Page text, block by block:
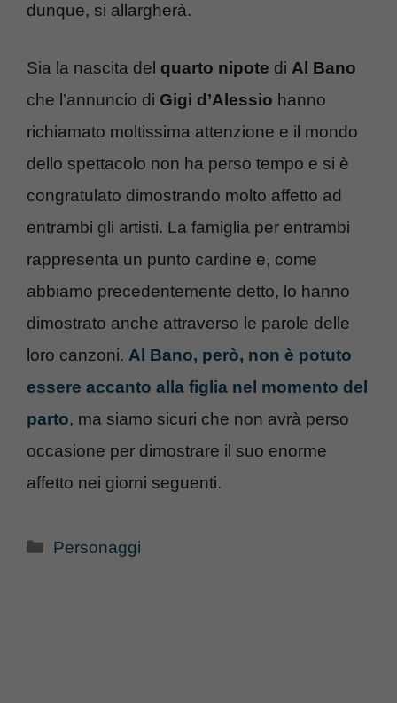
dunque, si allargherà.
Sia la nascita del quarto nipote di Al Bano
che l’annuncio di Gigi d’Alessio hanno
richiamato moltissima attenzione e il mondo
dello spettacolo non ha perso tempo e si è
congratulato dimostrando molto affetto ad
entrambi gli artisti. La famiglia per entrambi
rappresenta un punto cardine e, come
abbiamo precedentemente detto, lo hanno
dimostrato anche attraverso le parole delle
loro canzoni. Al Bano, però, non è potuto
essere accanto alla figlia nel momento del
parto, ma siamo sicuri che non avrà perso
occasione per dimostrare il suo enorme
affetto nei giorni seguenti.
Categorie
Personaggi